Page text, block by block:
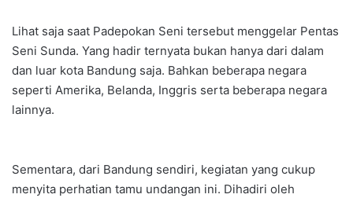
Lihat saja saat Padepokan Seni tersebut menggelar Pentas
Seni Sunda. Yang hadir ternyata bukan hanya dari dalam
dan luar kota Bandung saja. Bahkan beberapa negara
seperti Amerika, Belanda, Inggris serta beberapa negara
lainnya.
Sementara, dari Bandung sendiri, kegiatan yang cukup
menyita perhatian tamu undangan ini. Dihadiri oleh